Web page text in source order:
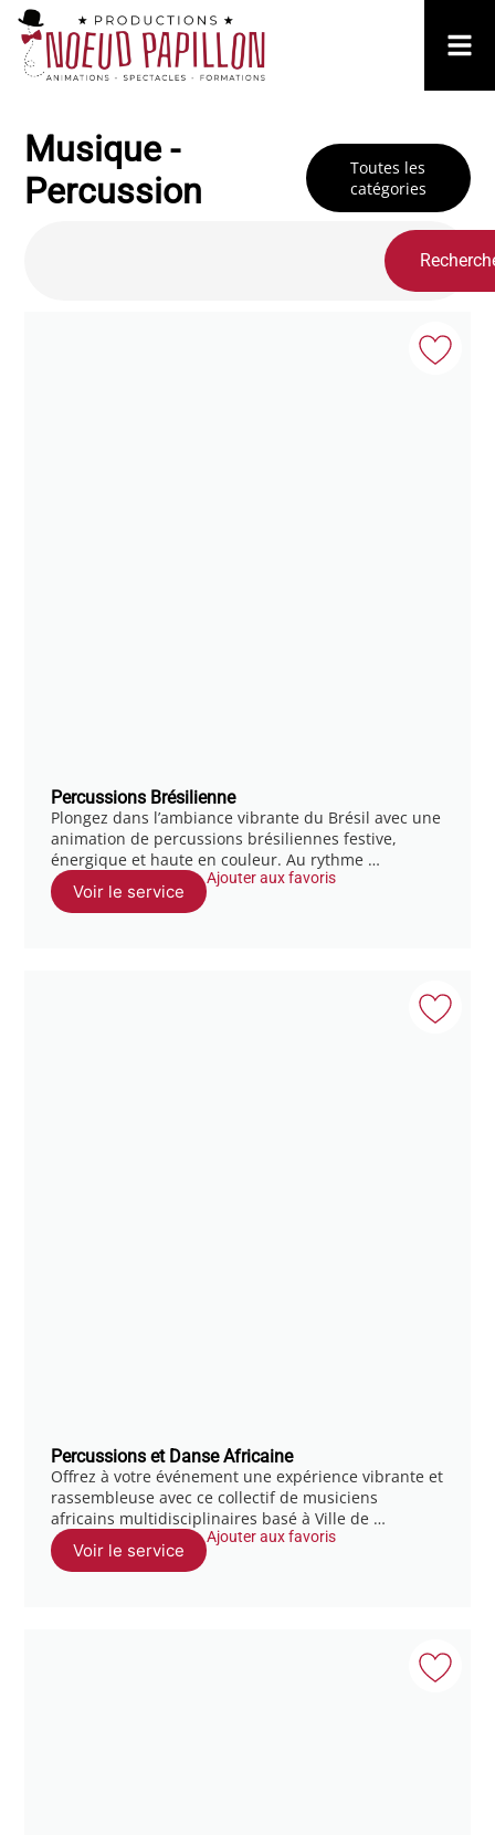
Musique -
Percussion
Toutes les
catégories
Percussions Brésilienne
Plongez dans l’ambiance vibrante du Brésil avec une
animation de percussions brésiliennes festive,
énergique et haute en couleur. Au rythme …
Voir le service
Ajouter aux favoris
Percussions et Danse Africaine
Offrez à votre événement une expérience vibrante et
rassembleuse avec ce collectif de musiciens
africains multidisciplinaires basé à Ville de …
Voir le service
Ajouter aux favoris